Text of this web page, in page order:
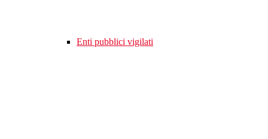
Enti pubblici vigilati